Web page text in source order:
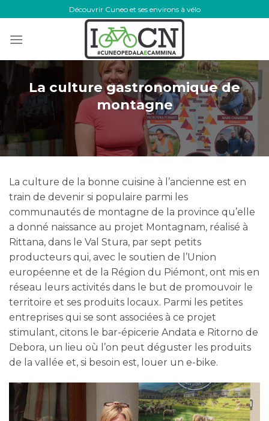
to
content
Découvrir Cuneo et ses environs à vélo
La culture gastronomique de
montagne
La culture de la bonne cuisine à l’ancienne est en
train de devenir si populaire parmi les
communautés de montagne de la province qu’elle
a donné naissance au projet Montagnam, réalisé à
Rittana, dans le Val Stura, par sept petits
producteurs qui, avec le soutien de l’Union
européenne et de la Région du Piémont, ont mis en
réseau leurs activités dans le but de promouvoir le
territoire et ses produits locaux. Parmi les petites
entreprises qui se sont associées à ce projet
stimulant, citons le bar-épicerie Andata e Ritorno de
Debora, un lieu où l’on peut déguster les produits
de la vallée et, si besoin est, louer un e-bike.